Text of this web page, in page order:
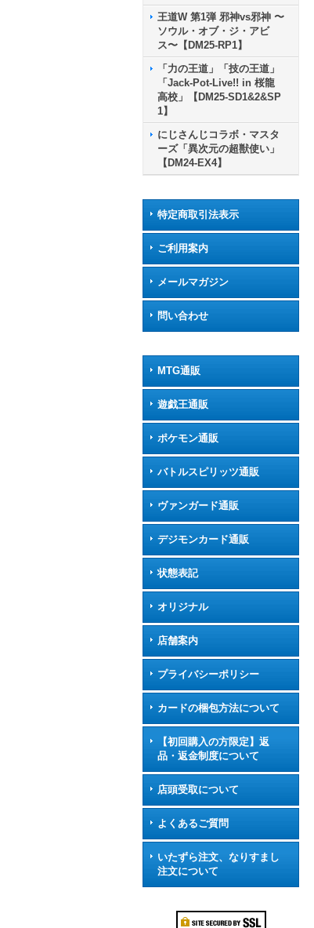
王道W 第1弾 邪神vs邪神 〜
ソウル・オブ・ジ・アビ
ス〜【DM25-RP1】
「力の王道」「技の王道」
「Jack-Pot-Live!! in 桜龍
高校」【DM25-SD1&2&SP
1】
にじさんじコラボ・マスタ
ーズ「異次元の超獣使い」
【DM24-EX4】
特定商取引法表示
ご利用案内
メールマガジン
問い合わせ
MTG通販
遊戯王通販
ポケモン通販
バトルスピリッツ通販
ヴァンガード通販
デジモンカード通販
状態表記
オリジナル
店舗案内
プライバシーポリシー
カードの梱包方法について
【初回購入の方限定】返
品・返金制度について
店頭受取について
よくあるご質問
いたずら注文、なりすまし
注文について